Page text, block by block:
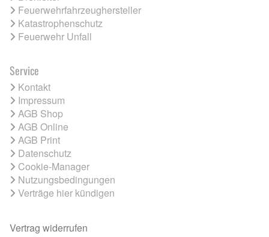
Feuerwehrfahrzeughersteller
Katastrophenschutz
Feuerwehr Unfall
Service
Kontakt
Impressum
AGB Shop
AGB Online
AGB Print
Datenschutz
Cookie-Manager
Nutzungsbedingungen
Verträge hier kündigen
Vertrag widerrufen